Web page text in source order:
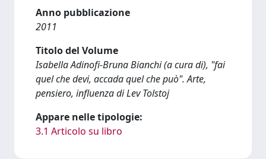
Anno pubblicazione
2011
Titolo del Volume
Isabella Adinofi-Bruna Bianchi (a cura di), "fai
quel che devi, accada quel che può". Arte,
pensiero, influenza di Lev Tolstoj
Appare nelle tipologie:
3.1 Articolo su libro